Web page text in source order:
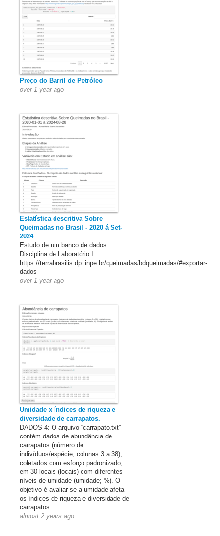
Preço do Barril de Petróleo
over 1 year ago
Estatística descritiva Sobre
Queimadas no Brasil - 2020 á Set-
2024
Estudo de um banco de dados
Disciplina de Laboratório I
https://terrabrasilis.dpi.inpe.br/queimadas/bdqueimadas/#exportar-
dados
over 1 year ago
Umidade x índices de riqueza e
diversidade de carrapatos.
DADOS 4: O arquivo “carrapato.txt”
contém dados de abundância de
carrapatos (número de
indivíduos/espécie; colunas 3 a 38),
coletados com esforço padronizado,
em 30 locais (locais) com diferentes
níveis de umidade (umidade; %). O
objetivo é avaliar se a umidade afeta
os índices de riqueza e diversidade de
carrapatos
almost 2 years ago